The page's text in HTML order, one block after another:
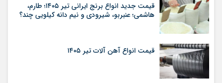
قیمت جدید انواع برنج ایرانی تیر ۱۴۰۵؛ طارم،
هاشمی؛ عنبربو، شیرودی و نیم دانه کیلویی چند؟
قیمت انواع آهن آلات تیر ۱۴۰۵